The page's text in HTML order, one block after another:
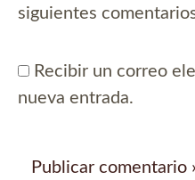
siguientes
Recibir un correo
nueva entrada.